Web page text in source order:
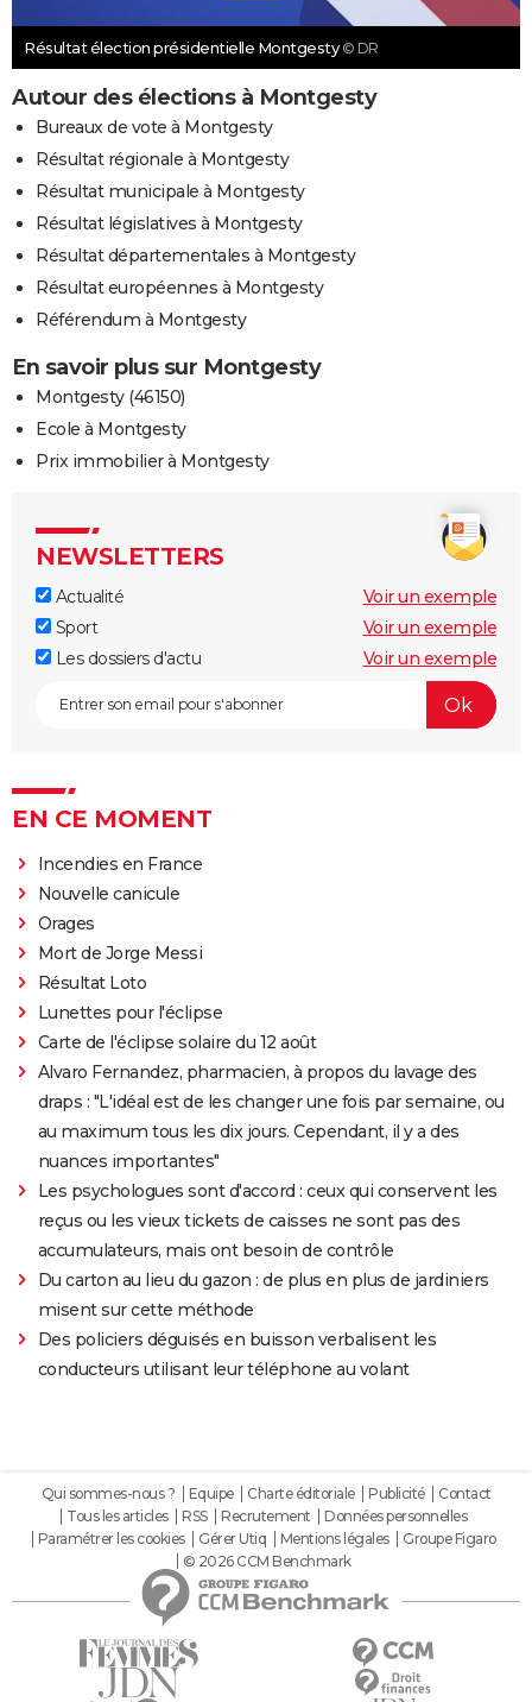
Résultat élection présidentielle Montgesty © DR
Autour des élections à Montgesty
Bureaux de vote à Montgesty
Résultat régionale à Montgesty
Résultat municipale à Montgesty
Résultat législatives à Montgesty
Résultat départementales à Montgesty
Résultat européennes à Montgesty
Référendum à Montgesty
En savoir plus sur Montgesty
Montgesty (46150)
Ecole à Montgesty
Prix immobilier à Montgesty
NEWSLETTERS
Actualité
Voir un exemple
Sport
Voir un exemple
Les dossiers d'actu
Voir un exemple
EN CE MOMENT
Incendies en France
Nouvelle canicule
Orages
Mort de Jorge Messi
Résultat Loto
Lunettes pour l'éclipse
Carte de l'éclipse solaire du 12 août
Alvaro Fernandez, pharmacien, à propos du lavage des
draps : "L'idéal est de les changer une fois par semaine, ou
au maximum tous les dix jours. Cependant, il y a des
nuances importantes"
Les psychologues sont d'accord : ceux qui conservent les
reçus ou les vieux tickets de caisses ne sont pas des
accumulateurs, mais ont besoin de contrôle
Du carton au lieu du gazon : de plus en plus de jardiniers
misent sur cette méthode
Des policiers déguisés en buisson verbalisent les
conducteurs utilisant leur téléphone au volant
Qui sommes-nous ? Equipe Charte éditoriale Publicité
Contact
Tous les articles
RSS Recrutement
Données personnelles
Paramétrer les cookies
Gérer Utiq Mentions légales
Groupe Figaro
© 2026 CCM Benchmark